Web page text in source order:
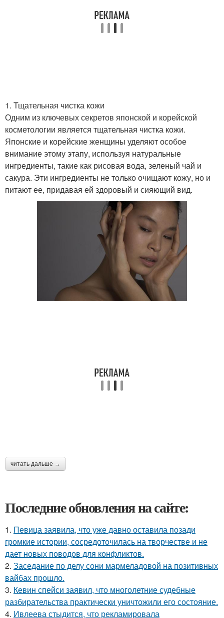
1. Тщательная чистка кожи
Одним из ключевых секретов японской и корейской
косметологии является тщательная чистка кожи.
Японские и корейские женщины уделяют особое
внимание этому этапу, используя натуральные
ингредиенты, такие как рисовая вода, зеленый чай и
сакура. Эти ингредиенты не только очищают кожу, но и
питают ее, придавая ей здоровый и сияющий вид.
читать дальше →
Последние обновления на сайте:
1. Певица заявила, что уже давно оставила позади
громкие истории, сосредоточилась на творчестве и не
дает новых поводов для конфликтов.
2. Заседание по делу сони мармеладовой на позитивных
вайбах прошло.
3. Кевин спейси заявил, что многолетние судебные
разбирательства практически уничтожили его состояние.
4. Ивлеева стыдится, что рекламировала